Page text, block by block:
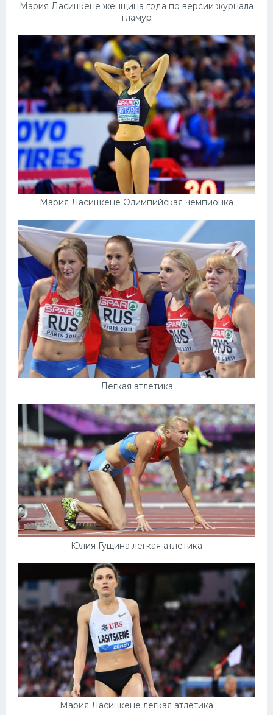
Мария Ласицкене женщина года по версии журнала
гламур
Мария Ласицкене Олимпийская чемпионка
Легкая атлетика
Юлия Гущина легкая атлетика
Мария Ласицкене легкая атлетика